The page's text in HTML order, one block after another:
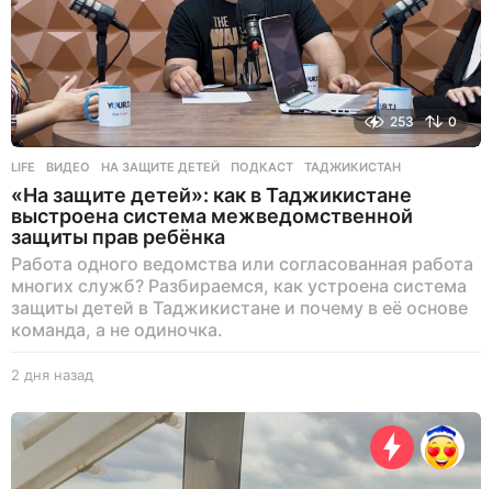
253 0
LIFE ВИДЕО ,НА ЗАЩИТЕ ДЕТЕЙ ,ПОДКАСТ ,ТАДЖИКИСТАН
«На защите детей»: как в Таджикистане
выстроена система межведомственной
защиты прав ребёнка
Работа одного ведомства или согласованная работа
многих служб? Разбираемся, как устроена система
защиты детей в Таджикистане и почему в её основе
команда, а не одиночка.
2 дня назад
н
я
н
а